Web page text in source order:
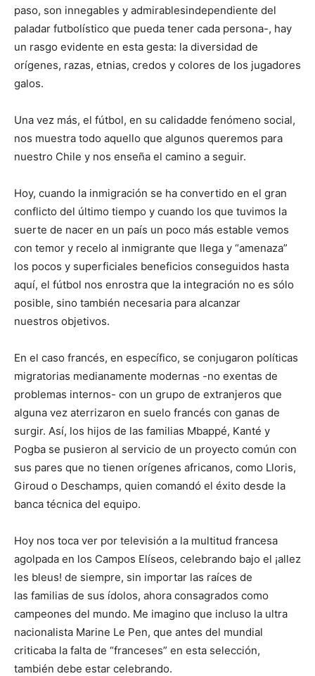
paso, son innegables y admirablesindependiente del
paladar futbolístico que pueda tener cada persona-, hay
un rasgo evidente en esta gesta: la diversidad de
orígenes, razas, etnias, credos y colores de los jugadores
galos.
Una vez más, el fútbol, en su calidadde fenómeno social,
nos muestra todo aquello que algunos queremos para
nuestro Chile y nos enseña el camino a seguir.
Hoy, cuando la inmigración se ha convertido en el gran
conflicto del último tiempo y cuando los que tuvimos la
suerte de nacer en un país un poco más estable vemos
con temor y recelo al inmigrante que llega y “amenaza”
los pocos y superficiales beneficios conseguidos hasta
aquí, el fútbol nos enrostra que la integración no es sólo
posible, sino también necesaria para alcanzar
nuestros objetivos.
En el caso francés, en específico, se conjugaron políticas
migratorias medianamente modernas -no exentas de
problemas internos- con un grupo de extranjeros que
alguna vez aterrizaron en suelo francés con ganas de
surgir. Así, los hijos de las familias Mbappé, Kanté y
Pogba se pusieron al servicio de un proyecto común con
sus pares que no tienen orígenes africanos, como Lloris,
Giroud o Deschamps, quien comandó el éxito desde la
banca técnica del equipo.
Hoy nos toca ver por televisión a la multitud francesa
agolpada en los Campos Elíseos, celebrando bajo el ¡allez
les bleus! de siempre, sin importar las raíces de
las familias de sus ídolos, ahora consagrados como
campeones del mundo. Me imagino que incluso la ultra
nacionalista Marine Le Pen, que antes del mundial
criticaba la falta de “franceses” en esta selección,
también debe estar celebrando.